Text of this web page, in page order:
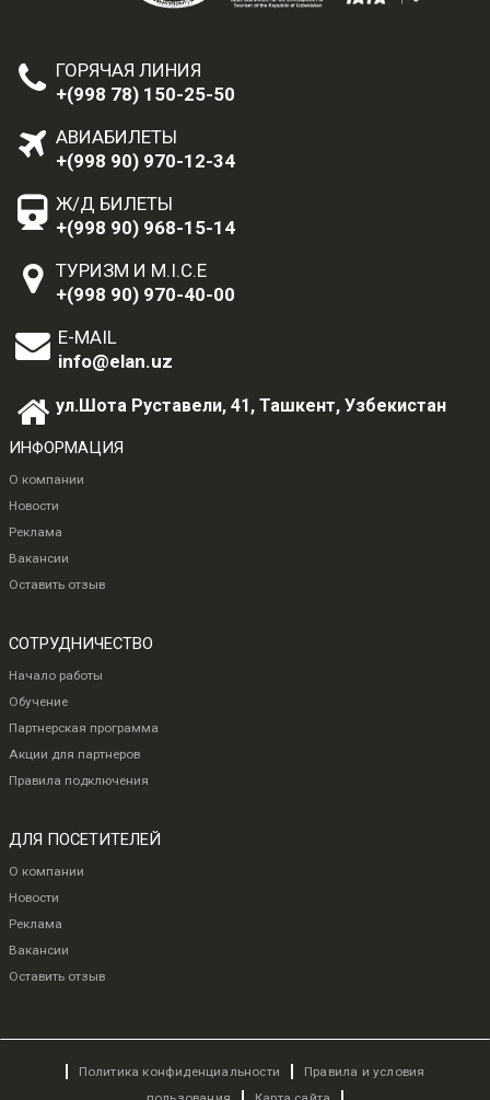
ГОРЯЧАЯ ЛИНИЯ
+(998 78) 150-25-50
АВИАБИЛЕТЫ
+(998 90) 970-12-34
Ж/Д БИЛЕТЫ
+(998 90) 968-15-14
ТУРИЗМ И M.I.C.E
+(998 90) 970-40-00
E-MAIL
info@elan.uz
ул.Шота Руставели, 41, Ташкент, Узбекистан
ИНФОРМАЦИЯ
О компании
Новости
Реклама
Вакансии
Оставить отзыв
СОТРУДНИЧЕСТВО
Начало работы
Обучение
Партнерская программа
Акции для партнеров
Правила подключения
ДЛЯ ПОСЕТИТЕЛЕЙ
О компании
Новости
Реклама
Вакансии
Оставить отзыв
Политика конфиденциальности
Правила и условия